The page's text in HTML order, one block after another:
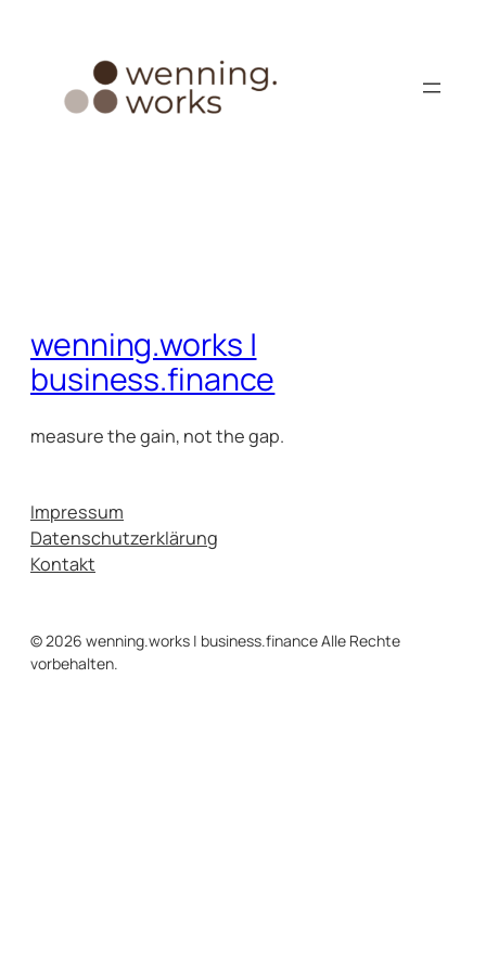
wenning.works |
business.finance
measure the gain, not the gap.
Impressum
Datenschutzerklärung
Kontakt
© 2026 wenning.works | business.finance Alle Rechte
vorbehalten.